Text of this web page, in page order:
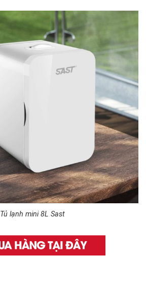
Tủ lạnh mini 8L Sast